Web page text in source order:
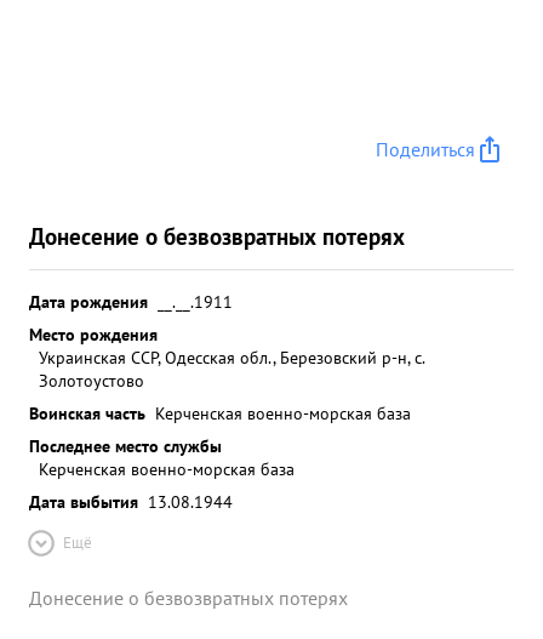
Поделиться
Донесение о безвозвратных потерях
Дата рождения
__.__.1911
Место рождения
Украинская ССР, Одесская обл., Березовский р-н, с.
Золотоустово
Воинская часть Керченская военно-морская база
Последнее место службы
Керченская военно-морская база
Дата выбытия 13.08.1944
Ещё
Донесение о безвозвратных потерях